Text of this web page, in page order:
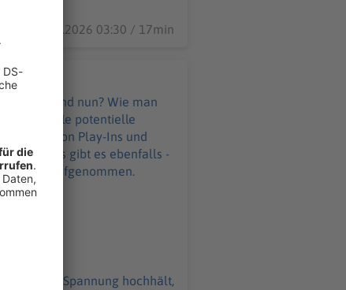
29.05.2026 03:30 / 17min
- und nun? Wie man
wie viele potentielle
was er von Play-Ins und
Playoffs gibt es ebenfalls -
man die Spannung hochhält,